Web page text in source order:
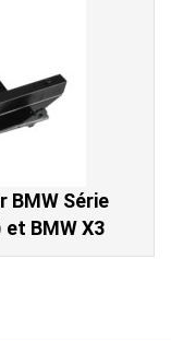
BMW Série
BMW X3